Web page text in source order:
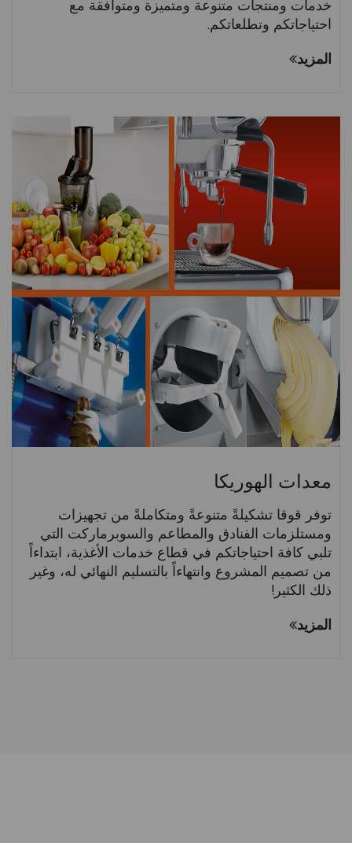
خدمات ومنتجات متنوعة ومتميزة ومتوافقة مع
احتياجاتكم وتطلعاتكم.
المزيد
معدات الهوريكا
توفر قوقا تشكيلةً متنوعةً ومتكاملةً من تجهيزات
ومستلزمات الفنادق والمطاعم والسوبرماركت التي
تلبي كافة احتياجاتكم في قطاع خدمات الأغذية، ابتداءاً
من تصميم المشروع وانتهاءاً بالتسليم النهائي له، وغير
ذلك الكثير!
المزيد